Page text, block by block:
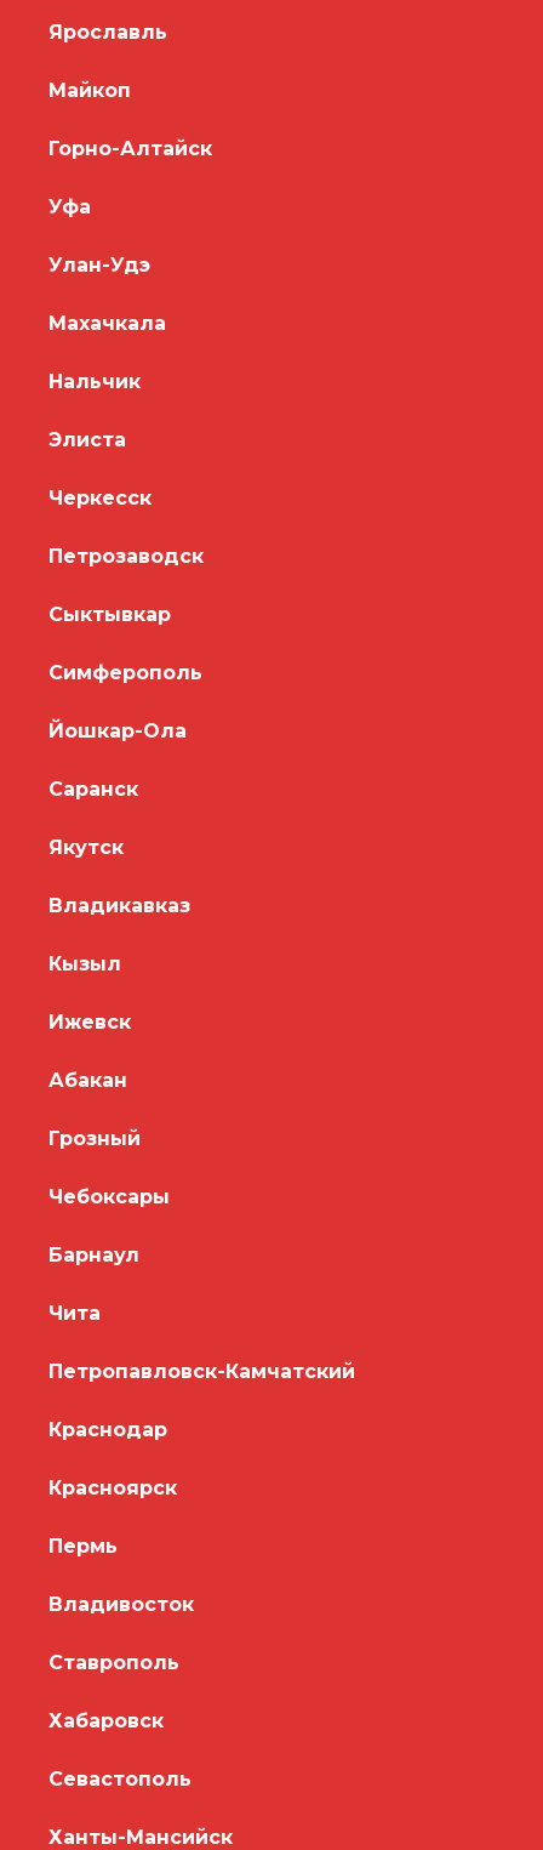
Ярославль
Майкоп
Горно-Алтайск
Уфа
Улан-Удэ
Махачкала
Нальчик
Элиста
Черкесск
Петрозаводск
Сыктывкар
Симферополь
Йошкар-Ола
Саранск
Якутск
Владикавказ
Кызыл
Ижевск
Абакан
Грозный
Чебоксары
Барнаул
Чита
Петропавловск-Камчатский
Краснодар
Красноярск
Пермь
Владивосток
Ставрополь
Хабаровск
Севастополь
Ханты-Мансийск